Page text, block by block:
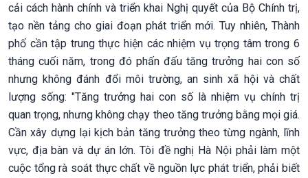
cải cách hành chính và triển khai Nghị quyết của Bộ Chính trị,
tạo nền tảng cho giai đoạn phát triển mới. Tuy nhiên, Thành
phố cần tập trung thực hiện các nhiệm vụ trọng tâm trong 6
tháng cuối năm, trong đó phấn đấu tăng trưởng hai con số
nhưng không đánh đổi môi trường, an sinh xã hội và chất
lượng sống: "Tăng trưởng hai con số là nhiệm vụ chính trị
quan trọng, nhưng không chạy theo tăng trưởng bằng mọi giá.
Cần xây dựng lại kịch bản tăng trưởng theo từng ngành, lĩnh
vực, địa bàn và dự án lớn. Tôi đề nghị Hà Nội phải làm một
cuộc tổng rà soát thực chất về nguồn lực phát triển, phải biết